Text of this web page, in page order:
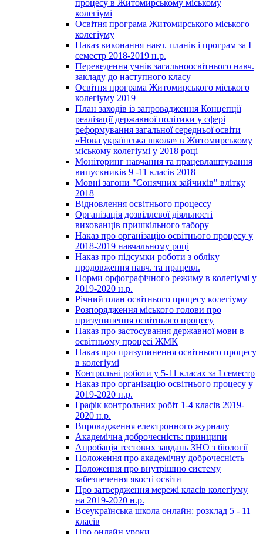
процесу в Житомирському міському
колегіумі
Освітня програма Житомирського міського
колегіуму
Наказ виконання навч. планів і програм за І
семестр 2018-2019 н.р.
Переведення учнів загальноосвітнього навч.
закладу до наступного класу
Освітня програма Житомирського міського
колегіуму 2019
План заходів із запровадження Концепції
реалізації державної політики у сфері
реформування загальної середньої освіти
«Нова українська школа» в Житомирському
міському колегіумі у 2018 році
Моніторинг навчання та працевлаштування
випускників 9 -11 класів 2018
Мовні загони "Сонячних зайчиків" влітку
2018
Відновлення освітнього процессу
Організація дозвіллєвої діяльності
вихованців пришкільного табору
Наказ про організацію освітнього процесу у
2018-2019 навчальному році
Наказ про підсумки роботи з обліку
продовження навч. та працевл.
Норми орфографічного режиму в колегіумі у
2019-2020 н.р.
Річний план освітнього процесу колегіуму
Розпорядження міського голови про
призупинення освітнього процесу
Наказ про застосування державної мови в
освітньому процесі ЖМК
Наказ про призупинення освітнього процесу
в колегіумі
Контрольні роботи у 5-11 класах за І семестр
Наказ про організацію освітнього процесу у
2019-2020 н.р.
Графік контрольних робіт 1-4 класів 2019-
2020 н.р.
Впровадження електронного журналу
Академічна доброчесність: принципи
Апробація тестових завдань ЗНО з біології
Положення про академічну доброчесність
Положення про внутрішню систему
забезпечення якості освіти
Про затвердження мережі класів колегіуму
на 2019-2020 н.р.
Всеукраїнська школа онлайн: розклад 5 - 11
класів
Про онлайн уроки